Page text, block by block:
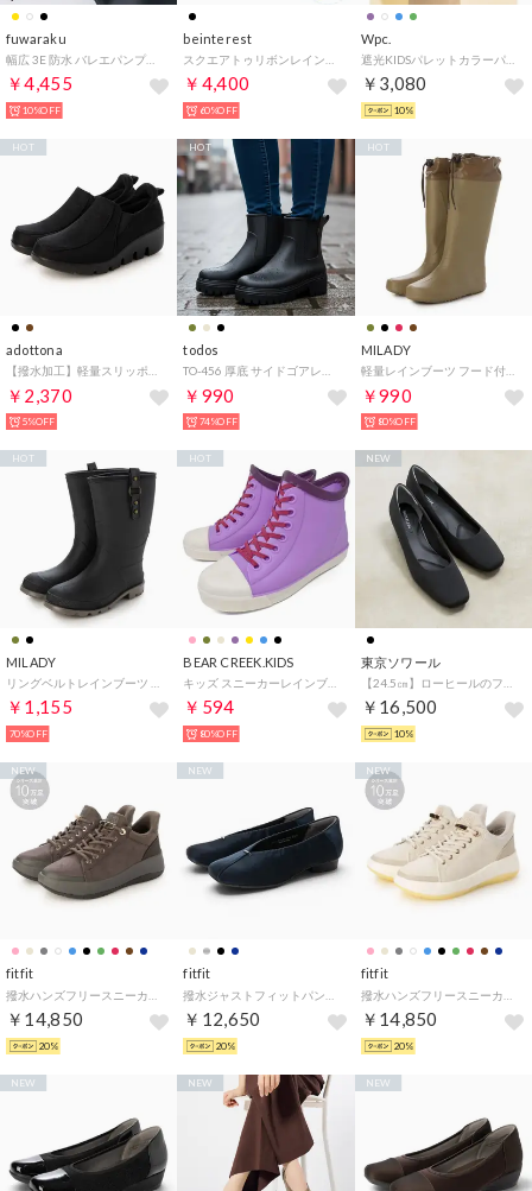
fuwaraku
￥4,455
10%OFF
beinterest
￥4,400
60%OFF
Wpc.
遮光KIDSパレットカラーパラソル （ミント）
￥3,080
10%
adottona
【撥水加工】軽量スリッポンシューズ （BLK）
￥2,370
HOT
5%OFF
todos
TO-456 厚底 サイドゴアレインブーツ レインブーツ （ブラック）
￥990
HOT
74%OFF
MILADY
軽量レインブーツ フード付きロング （TAUPE）
￥990
HOT
80%OFF
MILADY
￥1,155
HOT
70%OFF
BEAR CREEK.KIDS
￥594
HOT
80%OFF
東京ソワール
￥16,500
NEW
10%
fitfit
￥14,850
NEW
20%
fitfit
￥12,650
NEW
20%
fitfit
￥14,850
NEW
20%
NEW NEW NEW